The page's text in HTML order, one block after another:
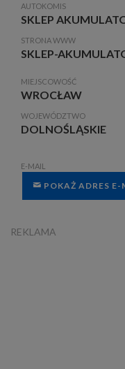
AUTOKOMIS
SKLEP
STRONA WWW
SKLEP-
MIEJSCOWOŚĆ
WROCŁAW
WOJEWÓDZTWO
DOLNOŚLĄSKIE
E-MAIL
POKAŻ ADRES E-
REKLAMA